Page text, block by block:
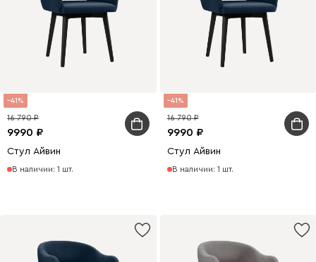
41
9990
16 790
Стул Айвин
В наличии: 1 шт.
41
9990
16 790
Стул Айвин
В наличии: 1 шт.